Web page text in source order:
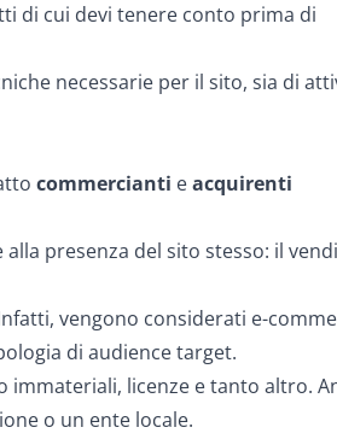
di cui devi tenere conto prima di
necessarie per il sito, sia di
commercianti eacquirenti
presenza del sito stesso: il
vengono considerati e-
di audience target.
immateriali, licenze e tanto altro.
o un ente locale.